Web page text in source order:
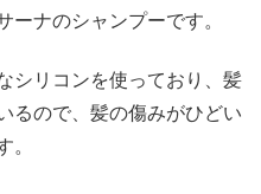
ーナのシャンプーです。
シリコンを使っており、髪
るので、髪の傷みがひどい
。